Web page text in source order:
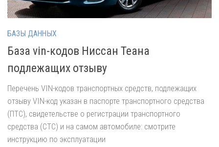
БАЗЫ ДАННЫХ
База vin-кодов Ниссан Теана
подлежащих отзыву
Перечень VIN-кодов транспортных средств, подлежащих
отзыву VIN-код указан в паспорте транспортного средства
(ПТС), свидетельстве о регистрации транспортного
средства (СТС) и на самом автомобиле: смотрите
инструкцию по эксплуатации